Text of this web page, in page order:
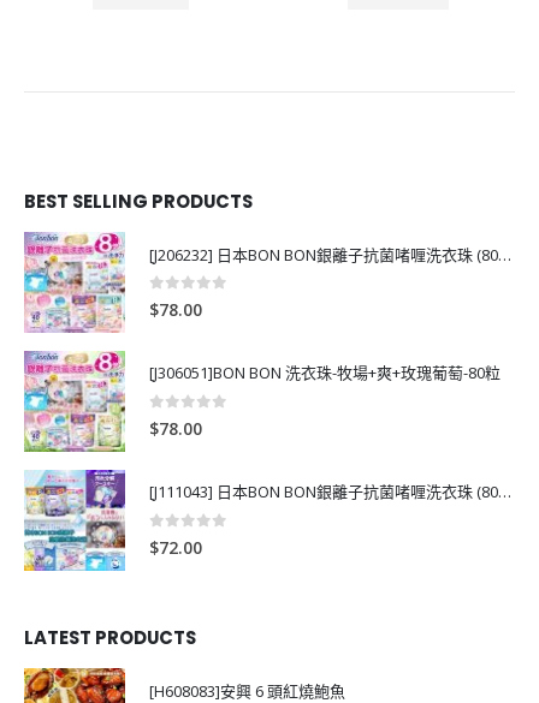
BEST SELLING PRODUCTS
[J206232] 日本BON BON銀離子抗菌啫喱洗衣珠 (80粒)
0out of 5
$78.00
[J306051]BON BON 洗衣珠-牧場+爽+玫瑰葡萄-80粒
0out of 5
$78.00
[J111043] 日本BON BON銀離子抗菌啫喱洗衣珠 (80粒)
0
$72.00
LATEST PRODUCTS
[H608083]安興 6 頭紅燒鮑魚